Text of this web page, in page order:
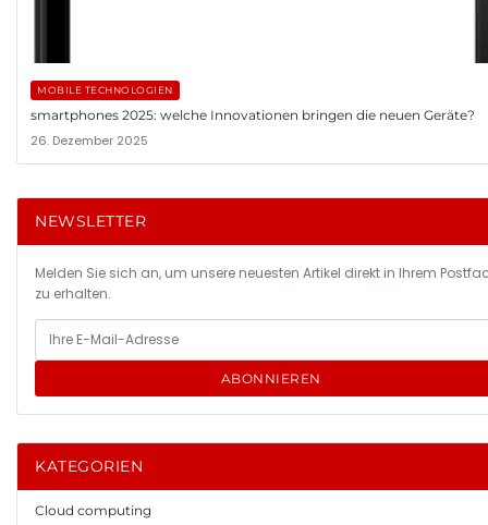
MOBILE TECHNOLOGIEN
smartphones 2025: welche Innovationen bringen die neuen Geräte?
26. Dezember 2025
NEWSLETTER
Melden Sie sich an, um unsere neuesten Artikel direkt in Ihrem
zu erhalten.
ABONNIEREN
KATEGORIEN
Cloud computing